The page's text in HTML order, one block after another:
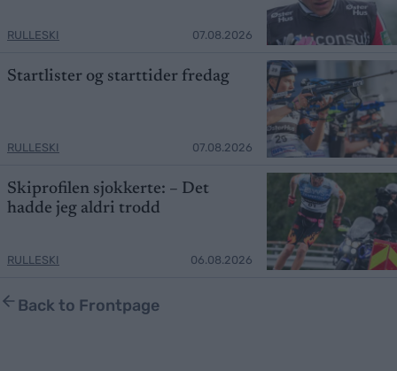
RULLESKI 07.08.2026
Startlister og starttider fredag
RULLESKI 07.08.2026
Skiprofilen sjokkerte: – Det
hadde jeg aldri trodd
RULLESKI 06.08.2026
Back to Frontpage